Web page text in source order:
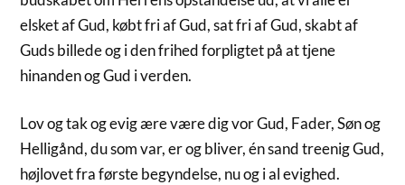
elsket af Gud, købt fri af Gud, sat fri af Gud, skabt af
Guds billede og i den frihed forpligtet på at tjene
hinanden og Gud i verden.
Lov og tak og evig ære være dig vor Gud, Fader, Søn og
Helligånd, du som var, er og bliver, én sand treenig Gud,
højlovet fra første begyndelse, nu og i al evighed.